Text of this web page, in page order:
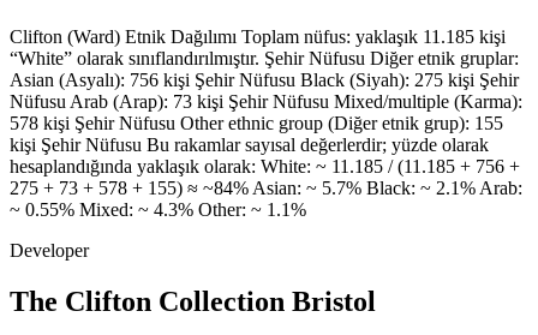
Clifton (Ward) Etnik Dağılımı Toplam nüfus: yaklaşık 11.185 kişi
“White” olarak sınıflandırılmıştır. Şehir Nüfusu Diğer etnik gruplar:
Asian (Asyalı): 756 kişi Şehir Nüfusu Black (Siyah): 275 kişi Şehir
Nüfusu Arab (Arap): 73 kişi Şehir Nüfusu Mixed/multiple (Karma):
578 kişi Şehir Nüfusu Other ethnic group (Diğer etnik grup): 155
kişi Şehir Nüfusu Bu rakamlar sayısal değerlerdir; yüzde olarak
hesaplandığında yaklaşık olarak: White: ~ 11.185 / (11.185 + 756 +
275 + 73 + 578 + 155) ≈ ~84% Asian: ~ 5.7% Black: ~ 2.1% Arab:
~ 0.55% Mixed: ~ 4.3% Other: ~ 1.1%
Developer
The Clifton Collection Bristol